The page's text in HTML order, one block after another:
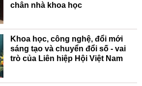
chân nhà khoa học
Khoa học, công nghệ, đổi mới
sáng tạo và chuyển đổi số - vai
trò của Liên hiệp Hội Việt Nam